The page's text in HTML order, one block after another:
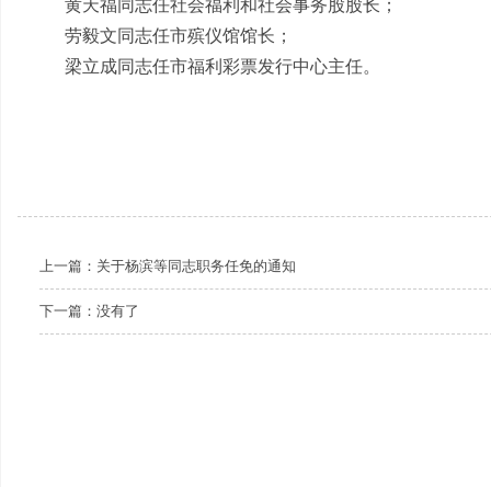
黄天福同志任社会福利和社会事务股股长；
劳毅文同志任市殡仪馆馆长；
梁立成同志任市福利彩票发行中心主任。
上一篇： 关于杨滨等同志职务任免的通知
下一篇：没有了